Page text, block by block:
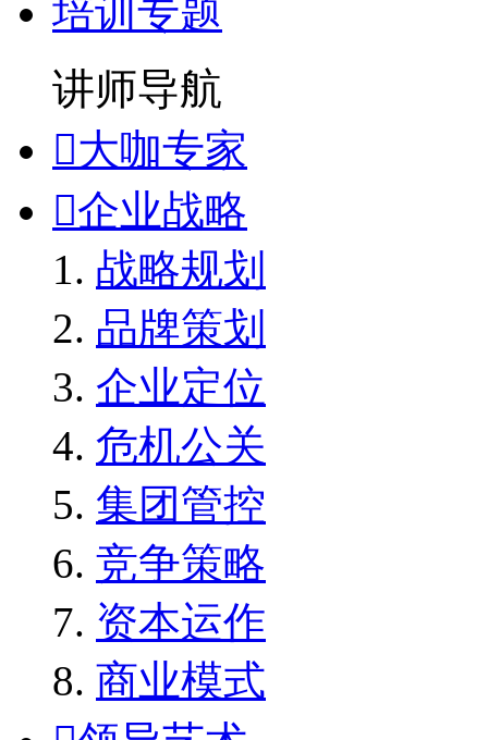
培训专题
讲师导航
大咖专家
企业战略
战略规划
品牌策划
企业定位
危机公关
集团管控
竞争策略
资本运作
商业模式